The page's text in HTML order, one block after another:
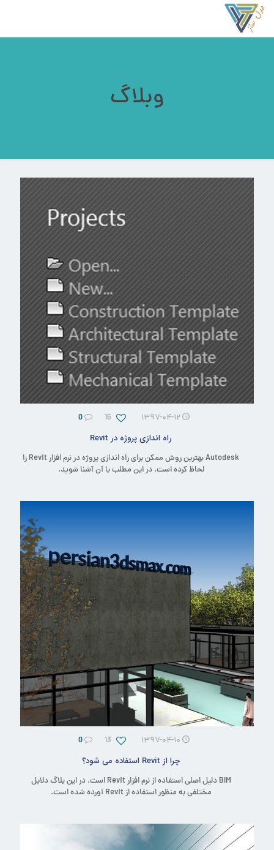
وبلاگ
۱۳۹۷-۰۴-۱۲ 16
0
راه اندازی پروژه در Revit
Autodesk بهترین روش ممکن برای راه اندازی پروژه در نرم افزار Revit را
لحاظ کرده است. در این مطلب با آن آشنا شوید.
۱۳۹۷-۰۴-۱۰ 13
0
چرا از Revit استفاده می شود؟
BIM دلیل اصلی استفاده از نرم افزار Revit است. در این بلاگ دلایل
مختلفی به منظور استفاده از Revit آورده شده است.